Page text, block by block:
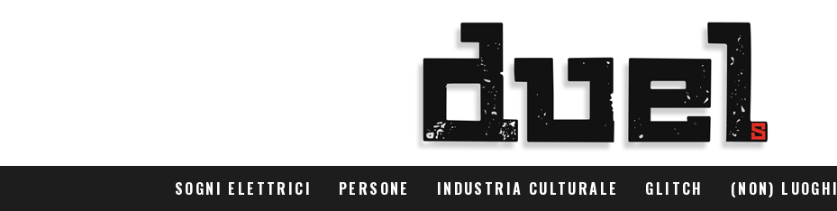
SOGNI ELETTRICI PERSONE INDUSTRIA CULTURALE GLITCH (NON) LUOGHI